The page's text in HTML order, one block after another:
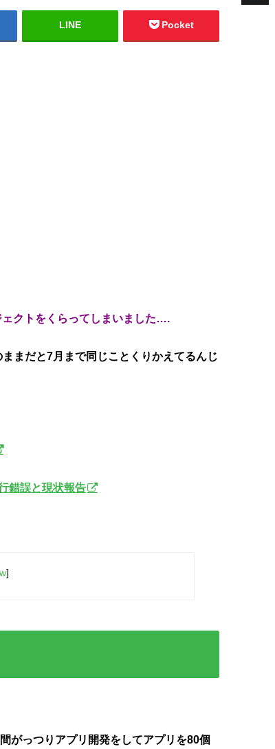
LINE Pocket
クトをくらってしまいました….
まだと7月まで同じことくりかえてるんじ
錯誤と現状報告
]
がっつりアプリ開発をしてアプリを80個